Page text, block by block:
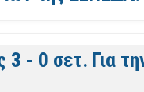
- 0 σετ. Για